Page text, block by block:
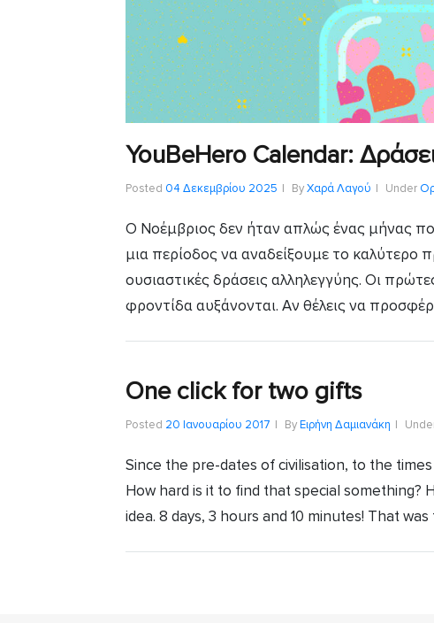
YouBeHero Calendar:
Posted 04 Δεκεμβρίου 2025 ByΧαρά Λαγού Under
Ο Νοέμβριος δεν ήταν απλώς ένας μήνας
μια περίοδος να αναδείξουμε το
ουσιαστικές δράσεις αλληλεγγύης. Οι
φροντίδα αυξάνονται. Αν θέλεις να
One click for two gifts
Posted 20 Ιανουαρίου 2017 ByΕιρήνη Δαμιανάκη
Since the pre-dates of civilisation, to the
How hard is it to find that special something?
idea. 8 days, 3 hours and 10 minutes! That